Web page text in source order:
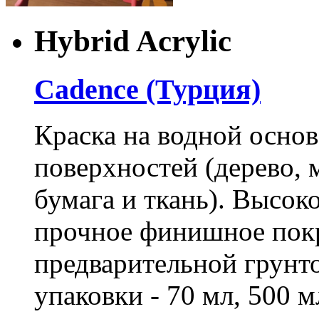
Hybrid Acrylic
Cadence (Турция)
Краска на водной
поверхностей (дерево,
бумага и ткань).
прочное финишное
предварительной
упаковки - 70 мл, 500